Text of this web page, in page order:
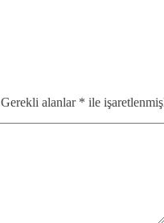
Gerekli alanlar * ile